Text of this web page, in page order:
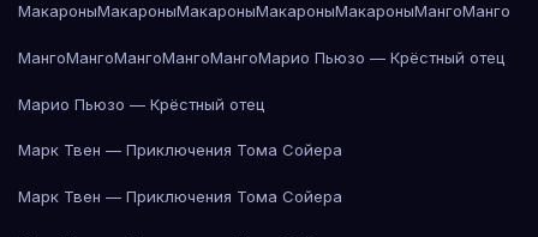
МакароныМакароныМакароныМакароныМакароныМангоМанго
МангоМангоМангоМангоМангоМарио Пьюзо — Крёстный отец
Марио Пьюзо — Крёстный отец
Марк Твен — Приключения Тома Сойера
Марк Твен — Приключения Тома Сойера